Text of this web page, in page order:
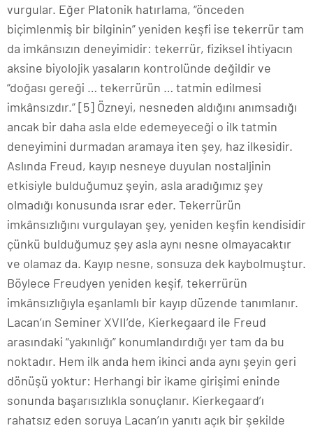
vurgular. Eğer Platonik hatırlama, “önceden
biçimlenmiş bir bilginin” yeniden keşfi ise tekerrür tam
da imkânsızın deneyimidir: tekerrür, fiziksel ihtiyacın
aksine biyolojik yasaların kontrolünde değildir ve
“doğası gereği … tekerrürün … tatmin edilmesi
imkânsızdır.” [5] Özneyi, nesneden aldığını anımsadığı
ancak bir daha asla elde edemeyeceği o ilk tatmin
deneyimini durmadan aramaya iten şey, haz ilkesidir.
Aslında Freud, kayıp nesneye duyulan nostaljinin
etkisiyle bulduğumuz şeyin, asla aradığımız şey
olmadığı konusunda ısrar eder. Tekerrürün
imkânsızlığını vurgulayan şey, yeniden keşfin kendisidir
çünkü bulduğumuz şey asla aynı nesne olmayacaktır
ve olamaz da. Kayıp nesne, sonsuza dek kaybolmuştur.
Böylece Freudyen yeniden keşif, tekerrürün
imkânsızlığıyla eşanlamlı bir kayıp düzende tanımlanır.
Lacan’ın Seminer XVII’de, Kierkegaard ile Freud
arasındaki “yakınlığı” konumlandırdığı yer tam da bu
noktadır. Hem ilk anda hem ikinci anda aynı şeyin geri
dönüşü yoktur: Herhangi bir ikame girişimi eninde
sonunda başarısızlıkla sonuçlanır. Kierkegaard’ı
rahatsız eden soruya Lacan’ın yanıtı açık bir şekilde